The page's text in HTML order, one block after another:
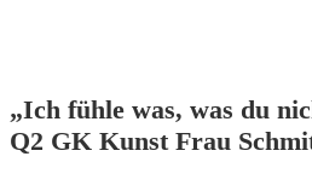
„Ich fühle was, was du
Q2 GK Kunst Frau